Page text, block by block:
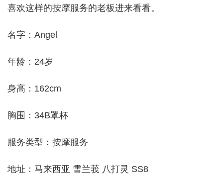
喜欢这样的按摩服务的老板进来看看。
名字：Angel
年龄：24岁
身高：162cm
胸围：34B罩杯
服务类型：按摩服务
地址：马来西亚 雪兰莪 八打灵 SS8